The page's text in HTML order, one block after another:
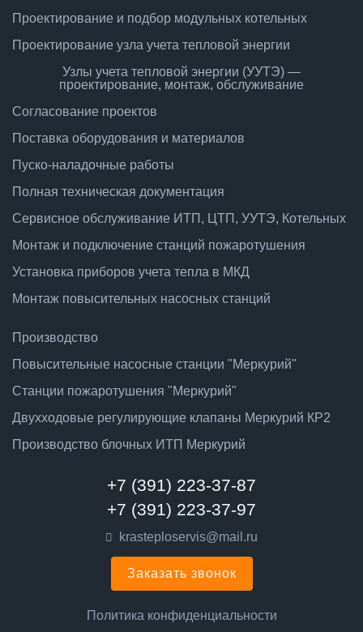
Проектирование и подбор модульных котельных
Проектирование узла учета тепловой энергии
Узлы учета тепловой энергии (УУТЭ) —
проектирование, монтаж, обслуживание
Согласование проектов
Поставка оборудования и материалов
Пуско-наладочные работы
Полная техническая документация
Сервисное обслуживание ИТП, ЦТП, УУТЭ, Котельных
Монтаж и подключение станций пожаротушения
Установка приборов учета тепла в МКД
Монтаж повысительных насосных станций
Производство
Повысительные насосные станции "Меркурий"
Станции пожаротушения "Меркурий"
Двухходовые регулирующие клапаны Меркурий КР2
Производство блочных ИТП Меркурий
+7 (391) 223-37-87
+7 (391) 223-37-97
krasteploservis@mail.ru
Заказать звонок
Политика конфиденциальности